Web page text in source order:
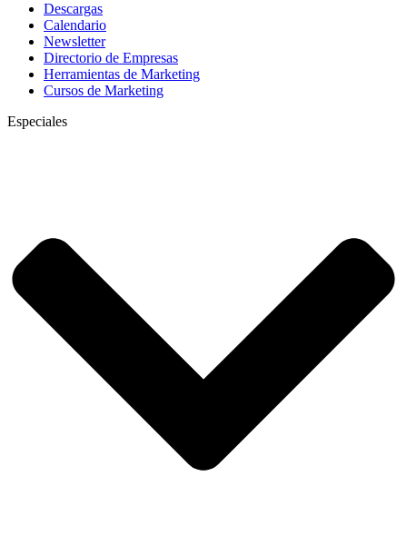
Descargas
Calendario
Newsletter
Directorio de Empresas
Herramientas de Marketing
Cursos de Marketing
Especiales